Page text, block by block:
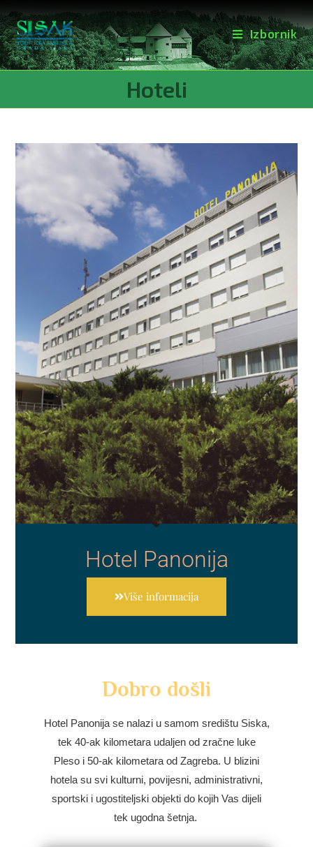
Izbornik
Hoteli
Hotel Panonija
Više informacija
Dobro došli
Hotel Panonija se nalazi u samom središtu Siska,
tek 40-ak kilometara udaljen od zračne luke
Pleso i 50-ak kilometara od Zagreba. U blizini
hotela su svi kulturni, povijesni, administrativni,
sportski i ugostiteljski objekti do kojih Vas dijeli
tek ugodna šetnja.